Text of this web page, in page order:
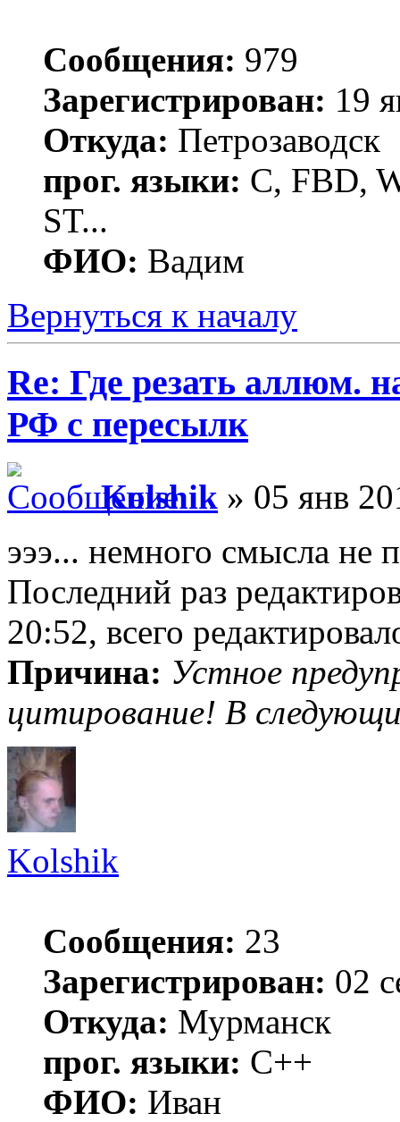
Сообщения: 979
Зарегистрирован: 19
Откуда: Петрозаводск
прог. языки: C, FBD,
ST...
ФИО: Вадим
Вернуться к началу
Re: Где резать аллюм.
РФ с пересылк
Kolshik » 05 янв
эээ... немного смысла не
Последний раз
20:52, всего
Причина: Устное
цитирование! В
Kolshik
Сообщения: 23
Зарегистрирован: 02
Откуда: Мурманск
прог. языки: C++
ФИО: Иван